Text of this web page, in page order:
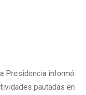
Presidencia informó
pautadas en